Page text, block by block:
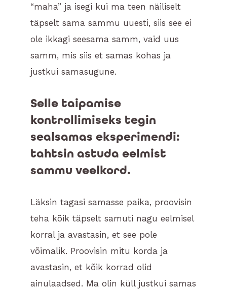
“maha” ja isegi kui ma teen näiliselt
täpselt sama sammu uuesti, siis see ei
ole ikkagi seesama samm, vaid uus
samm, mis siis et samas kohas ja
justkui samasugune.
Selle taipamise
kontrollimiseks tegin
sealsamas eksperimendi:
tahtsin astuda eelmist
sammu veelkord.
Läksin tagasi samasse paika, proovisin
teha kõik täpselt samuti nagu eelmisel
korral ja avastasin, et see pole
võimalik. Proovisin mitu korda ja
avastasin, et kõik korrad olid
ainulaadsed. Ma olin küll justkui samas